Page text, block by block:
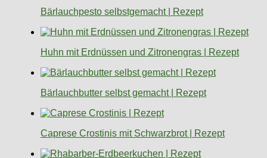
Bärlauchpesto selbstgemacht | Rezept
Huhn mit Erdnüssen und Zitronengras | Rezept
Bärlauchbutter selbst gemacht | Rezept
Caprese Crostinis mit Schwarzbrot | Rezept